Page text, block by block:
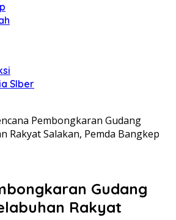
SIber
Pembongkaran Gudang
Rakyat Salakan, Pemda Bangkep
Gudang
Rakyat